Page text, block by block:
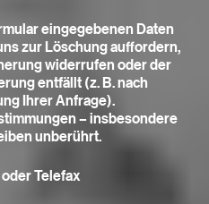
eingegebenen Daten
zur Löschung auffordern,
widerrufen oder der
entfällt (z. B. nach
Ihrer Anfrage).
– insbesondere
unberührt.
Telefax